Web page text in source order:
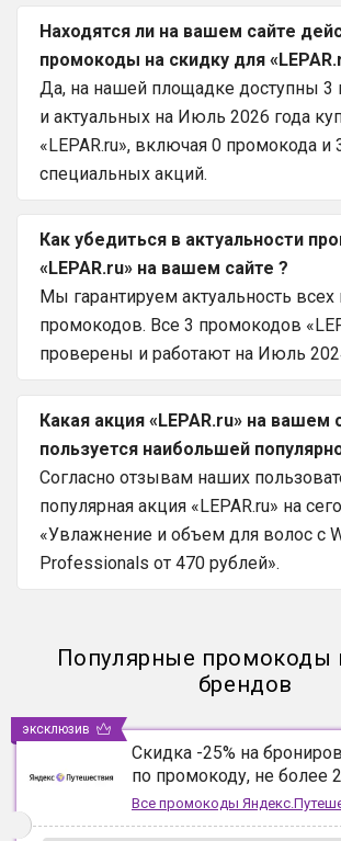
Находятся ли на вашем сайте
промокоды на скидку для
Да, на нашей площадке доступны 3
и актуальных на Июль 2026 года
«LEPAR.ru», включая 0 промокода и
специальных акций.
Как убедиться в актуальности
«LEPAR.ru» на вашем сайте ?
Мы гарантируем актуальность
промокодов. Все 3 промокодов
проверены и работают на Июль
Какая акция «LEPAR.ru» на вашем
пользуется наибольшей
Согласно отзывам наших
популярная акция «LEPAR.ru» на
«Увлажнение и объем для волос с
Professionals от 470 рублей».
Популярные промокоды
брендов
Скидка -25% на
по промокоду, не более
Все промокоды
эксклюзив